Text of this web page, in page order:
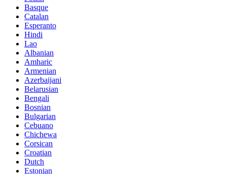
Basque
Catalan
Esperanto
Hindi
Lao
Albanian
Amharic
Armenian
Azerbaijani
Belarusian
Bengali
Bosnian
Bulgarian
Cebuano
Chichewa
Corsican
Croatian
Dutch
Estonian